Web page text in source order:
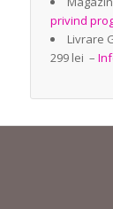
privind
Livrare
299 lei –